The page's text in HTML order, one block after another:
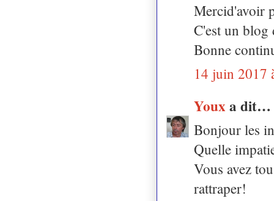
Mercid'avoir
C'est un blog
Bonne
14 juin 2017
Youx a dit…
Bonjour les
Quelle
Vous avez
rattraper!